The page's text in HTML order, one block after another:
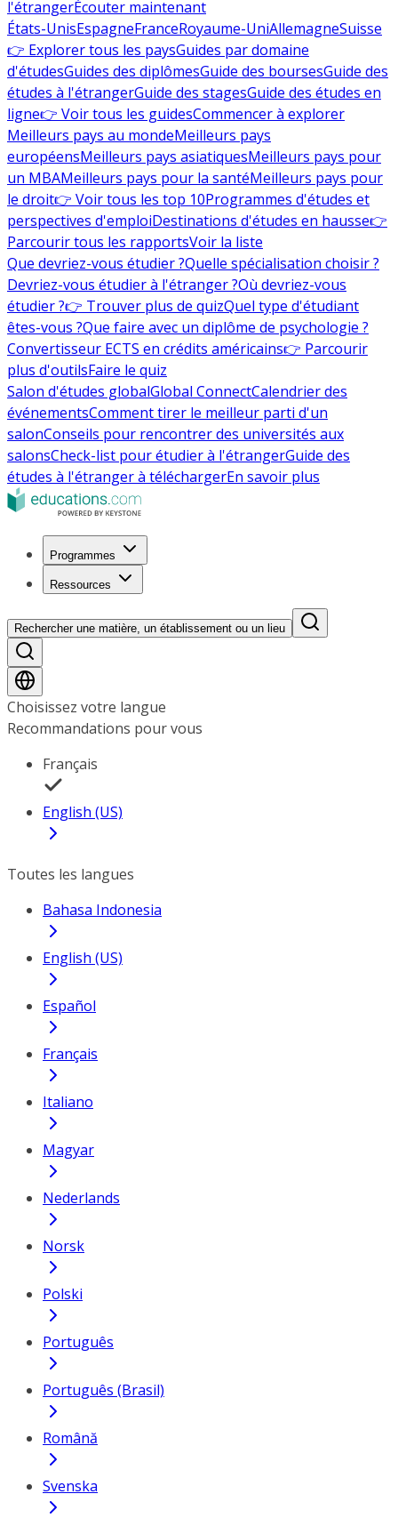
l'étrangerÉcouter maintenant
États-UnisEspagneFranceRoyaume-UniAllemagneSuisse
👉 Explorer tous les paysGuides par domaine
d'étudesGuides des diplômesGuide des boursesGuide des
études à l'étrangerGuide des stagesGuide des études en
ligne👉 Voir tous les guidesCommencer à explorer
Meilleurs pays au mondeMeilleurs pays
européensMeilleurs pays asiatiquesMeilleurs pays pour
un MBAMeilleurs pays pour la santéMeilleurs pays pour
le droit👉 Voir tous les top 10Programmes d'études et
perspectives d'emploiDestinations d'études en hausse👉
Parcourir tous les rapportsVoir la liste
Que devriez-vous étudier ?Quelle spécialisation choisir ?
Devriez-vous étudier à l'étranger ?Où devriez-vous
étudier ?👉 Trouver plus de quizQuel type d'étudiant
êtes-vous ?Que faire avec un diplôme de psychologie ?
Convertisseur ECTS en crédits américains👉 Parcourir
plus d'outilsFaire le quiz
Salon d'études globalGlobal ConnectCalendrier des
événementsComment tirer le meilleur parti d'un
salonConseils pour rencontrer des universités aux
salonsCheck-list pour étudier à l'étrangerGuide des
études à l'étranger à téléchargerEn savoir plus
Programmes
Ressources
Rechercher une matière, un établissement ou un lieu
Choisissez votre langue
Recommandations pour vous
Français
English (US)
Toutes les langues
Bahasa Indonesia
English (US)
Español
Français
Italiano
Magyar
Nederlands
Norsk
Polski
Português
Português (Brasil)
Română
Svenska